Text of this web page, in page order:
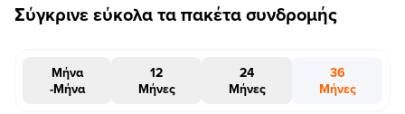
Σύγκρινε εύκολα τα πακέτα συνδρομής
Μήνα
-Μήνα
12
Μήνες
24
Μήνες
36
Μήνες